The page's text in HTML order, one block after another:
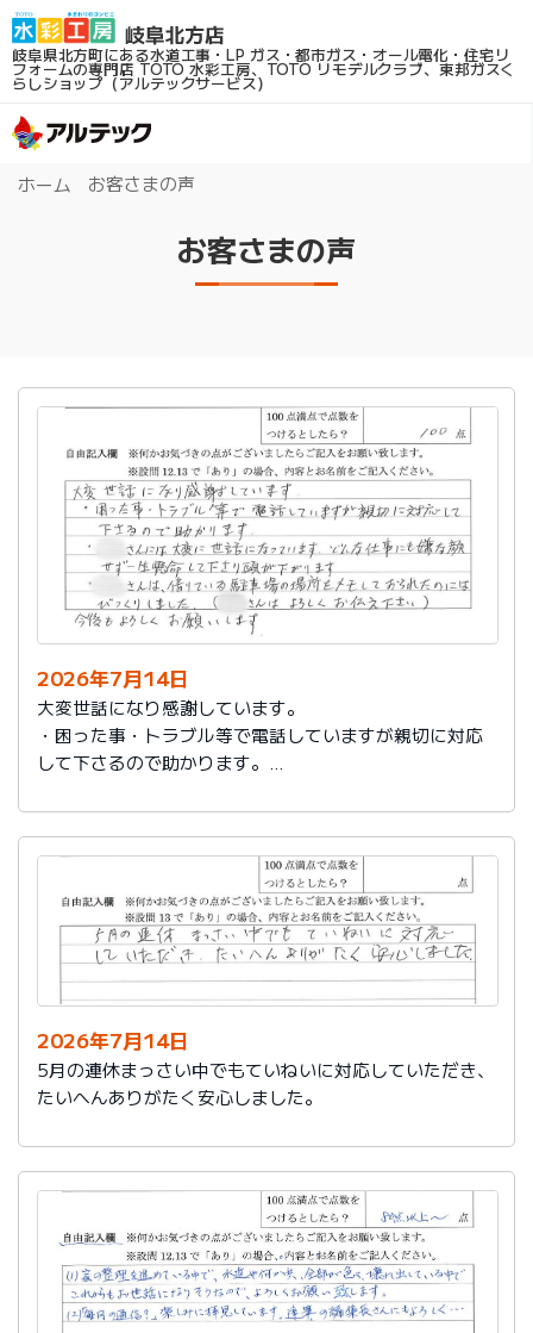
岐阜県北方町にある水道工事・LP ガス・都市ガス・オール電化・住宅リ
フォームの専門店TOTO 水彩工房、TOTO リモデルクラブ、東邦ガスく
らしショップ（アルテックサービス）
ホーム お客さまの声
お客さまの声
2026年7月14日
大変世話になり感謝しています。
・困った事・トラブル等で電話していますが親切に対応
して下さるので助かります。
にも嫌な顔せず一生懸命して下さり頭が下がります。
・社員さんは、借りている駐車場の場所をメモしておら
れたのにはびっくりしました。（社員さんはよろしくお
伝え下さい）
今後もよろしくお願いします。
2026年7月14日
5月の連休まっさい中でもていねいに対応していただき、
たいへんありがたく安心しました。